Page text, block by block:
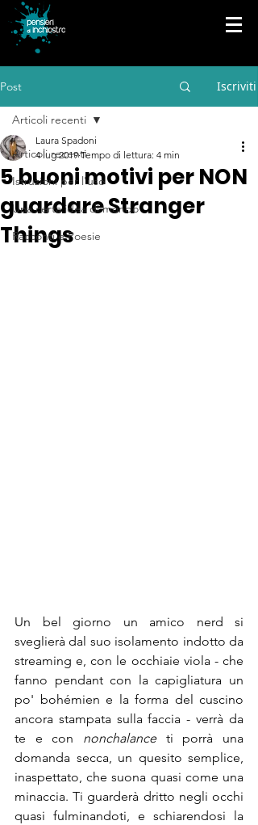
Post Iscriviti
Articoli recenti
Istruzioni per l'uso
Una certa idea di mondo
Racconti e Poesie
Articoli recenti
5 buoni motivi per NON
guardare Stranger
Things
Laura Spadoni
4 lug 2019 Tempo di lettura: 4 min
Un bel giorno un amico nerd si
sveglierà dal suo isolamento indotto da
streaming e, con le occhiaie viola - che
fanno pendant con la capigliatura un
po' bohémien e la forma del cuscino
ancora stampata sulla faccia - verrà da
te e con nonchalance ti porrà una
domanda secca, un quesito semplice,
inaspettato, che suona quasi come una
minaccia. Ti guarderà dritto negli occhi
quasi fulminandoti, e schiarendosi la